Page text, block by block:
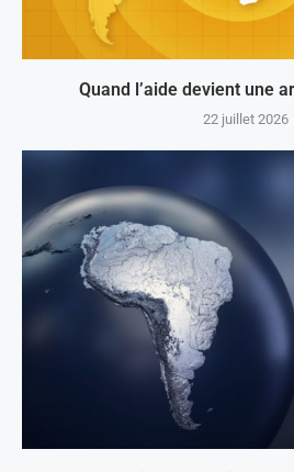
Quand l’aide devient une
22 juillet 2026